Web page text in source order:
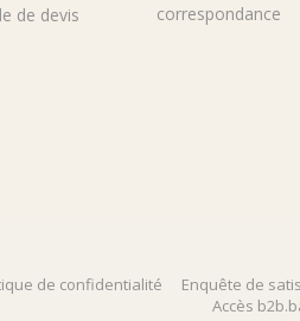
de devis
correspondance
de confidentialité
Enquête de
Accès